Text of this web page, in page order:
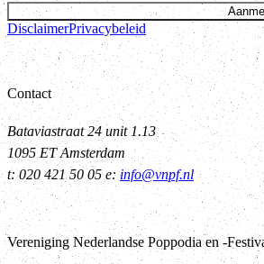
DisclaimerPrivacybeleid
Contact
Bataviastraat 24 unit 1.13
1095 ET Amsterdam
t: 020 421 50 05 e: info@vnpf.nl
Vereniging Nederlandse Poppodia en -